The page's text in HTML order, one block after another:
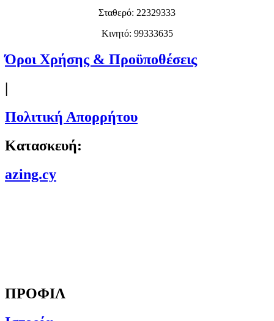
Σταθερό: 22329333
Κινητό: 99333635
Όροι Χρήσης & Προϋποθέσεις
|
Πολιτική Απορρήτου
Κατασκευή:
azing.cy
ΠΡΟΦΙΛ